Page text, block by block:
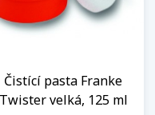
Čistící pasta Franke
Twister velká, 125 ml